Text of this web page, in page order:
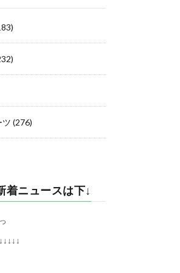
ツ (276)
着ニュースは下↓